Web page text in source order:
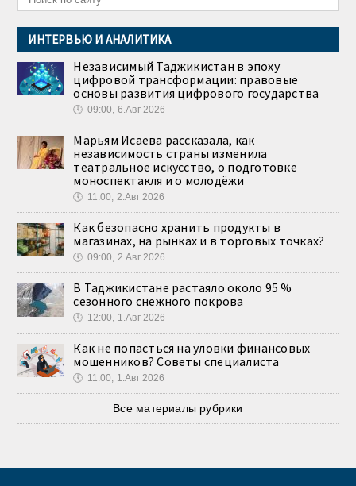
ИНТЕРВЬЮ И АНАЛИТИКА
Независимый Таджикистан в эпоху
цифровой трансформации: правовые
основы развития цифрового государства
🕔 09:00, 6.Авг 2026
Марьям Исаева рассказала, как
независимость страны изменила
театральное искусство, о подготовке
моноспектакля и о молодёжи
🕔 11:00, 2.Авг 2026
Как безопасно хранить продукты в
магазинах, на рынках и в торговых точках?
🕔 09:00, 2.Авг 2026
В Таджикистане растаяло около 95 %
сезонного снежного покрова
🕔 12:00, 1.Авг 2026
Как не попасться на уловки финансовых
мошенников? Советы специалиста
🕔 11:00, 1.Авг 2026
Все материалы рубрики